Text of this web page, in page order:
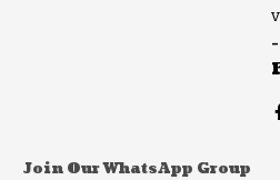
Join Our WhatsApp Group